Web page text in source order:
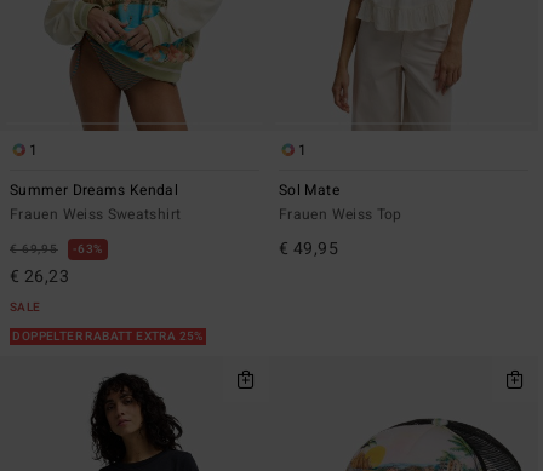
1
Summer Dreams Kendal
Frauen Weiss Sweatshirt
€ 69,95 63%
€ 26,23
SALE
DOPPELTER RABATT EXTRA 25%
1
Sol Mate
Frauen Weiss Top
€ 49,95